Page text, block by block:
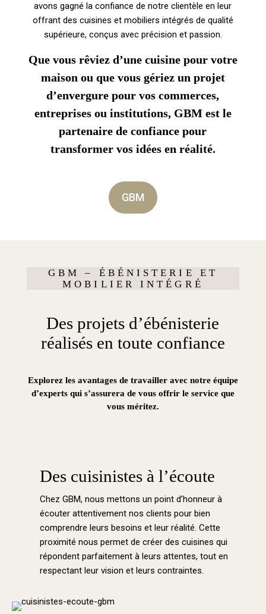
avons gagné la confiance de notre clientèle en leur
offrant des cuisines et mobiliers intégrés de qualité
supérieure, conçus avec précision et passion.
Que vous rêviez d’une cuisine pour votre
maison ou que vous gériez un projet
d’envergure pour vos commerces,
entreprises ou institutions, GBM est le
partenaire de confiance pour
transformer vos idées en réalité.
GBM
GBM – ÉBÉNISTERIE ET
MOBILIER INTÉGRÉ
Des projets d’ébénisterie
réalisés en toute confiance
Explorez les avantages de travailler avec notre équipe
d’experts qui s’assurera de vous offrir le service que
vous méritez.
Des cuisinistes à l’écoute
Chez GBM, nous mettons un point d’honneur à
écouter attentivement nos clients pour bien
comprendre leurs besoins et leur réalité. Cette
proximité nous permet de créer des cuisines qui
répondent parfaitement à leurs attentes, tout en
respectant leur vision et leurs contraintes.